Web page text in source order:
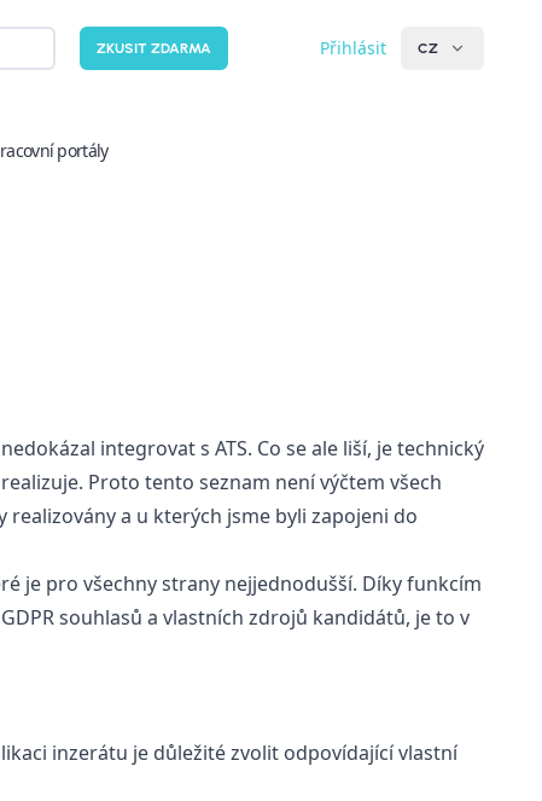
CZ
ZKUSIT ZDARMA Přihlásit
portály
integrovat s ATS. Co se ale liší, je technický
Proto tento seznam není výčtem všech
a u kterých jsme byli zapojeni do
je pro všechny strany nejjednodušší. Díky funkcím
souhlasů a vlastních zdrojů kandidátů, je to v
inzerátu je důležité zvolit odpovídající vlastní